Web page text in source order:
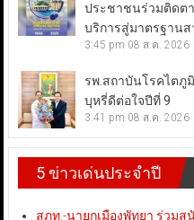
ประชาชนร่วมติดต
บริการสู่มาตรฐานส
3:45 pm 08 ส.ค. 2026
รพ.สถาบันโรคไตภู
บุหรี่ดีต่อใจปีที่ 9
3:41 pm 08 ส.ค. 2026
5 ข่าวเด่นประจำปี
สภท.-นายกเมืองพัทยา ร่วมส